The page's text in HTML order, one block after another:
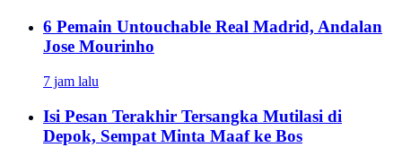
6 Pemain Untouchable Real Madrid, Andalan
Jose Mourinho
7 jam lalu
Isi Pesan Terakhir Tersangka Mutilasi di
Depok, Sempat Minta Maaf ke Bos